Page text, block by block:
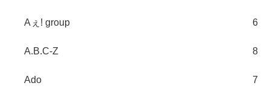
Aぇ! group 6
A.B.C-Z 8
Ado 7